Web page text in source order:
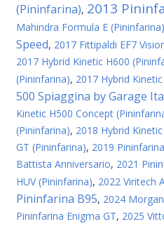
(Pininfarina), 2013
Mahindra Formula E (Pininfarina)
Speed, 2017 Fittipaldi EF7
2017 Hybrid Kinetic H600
(Pininfarina), 2017 Hybrid
500 Spiaggina by Garage
Kinetic H500 Concept
(Pininfarina), 2018 Hybrid
GT (Pininfarina), 2019
Battista Anniversario, 2021
HUV (Pininfarina), 2022 Viritech
Pininfarina B95, 2024
Pininfarina Enigma GT, 2025